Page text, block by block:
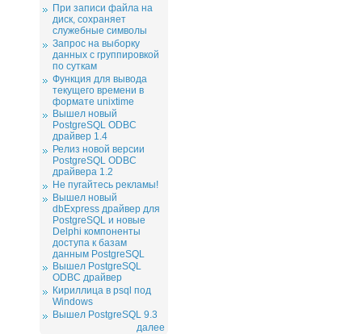
При записи файла на
диск, сохраняет
служебные символы
Запрос на выборку
данных с группировкой
по суткам
Функция для вывода
текущего времени в
формате unixtime
Вышел новый
PostgreSQL ODBC
драйвер 1.4
Релиз новой версии
PostgreSQL ODBC
драйвера 1.2
Не пугайтесь рекламы!
Вышел новый
dbExpress драйвер для
PostgreSQL и новые
Delphi компоненты
доступа к базам
данным PostgreSQL
Вышел PostgreSQL
ODBC драйвер
Кириллица в psql под
Windows
Вышел PostgreSQL 9.3
далее